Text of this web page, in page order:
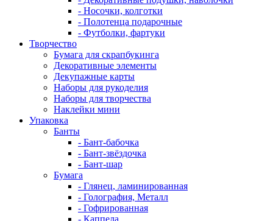
- Носочки, колготки
- Полотенца подарочные
- Футболки, фартуки
Творчество
Бумага для скрапбукинга
Декоративные элементы
Декупажные карты
Наборы для рукоделия
Наборы для творчества
Наклейки мини
Упаковка
Банты
- Бант-бабочка
- Бант-звёздочка
- Бант-шар
Бумага
- Глянец, ламинированная
- Голография, Металл
- Гофрированная
- Каппела